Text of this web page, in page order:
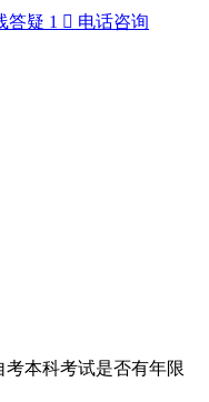
答疑 1  电话咨询
考本科考试是否有年限